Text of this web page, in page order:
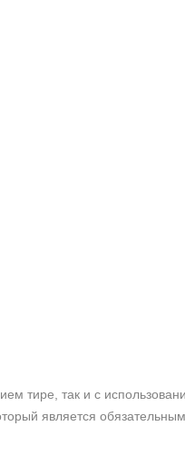
тире, так и с
является